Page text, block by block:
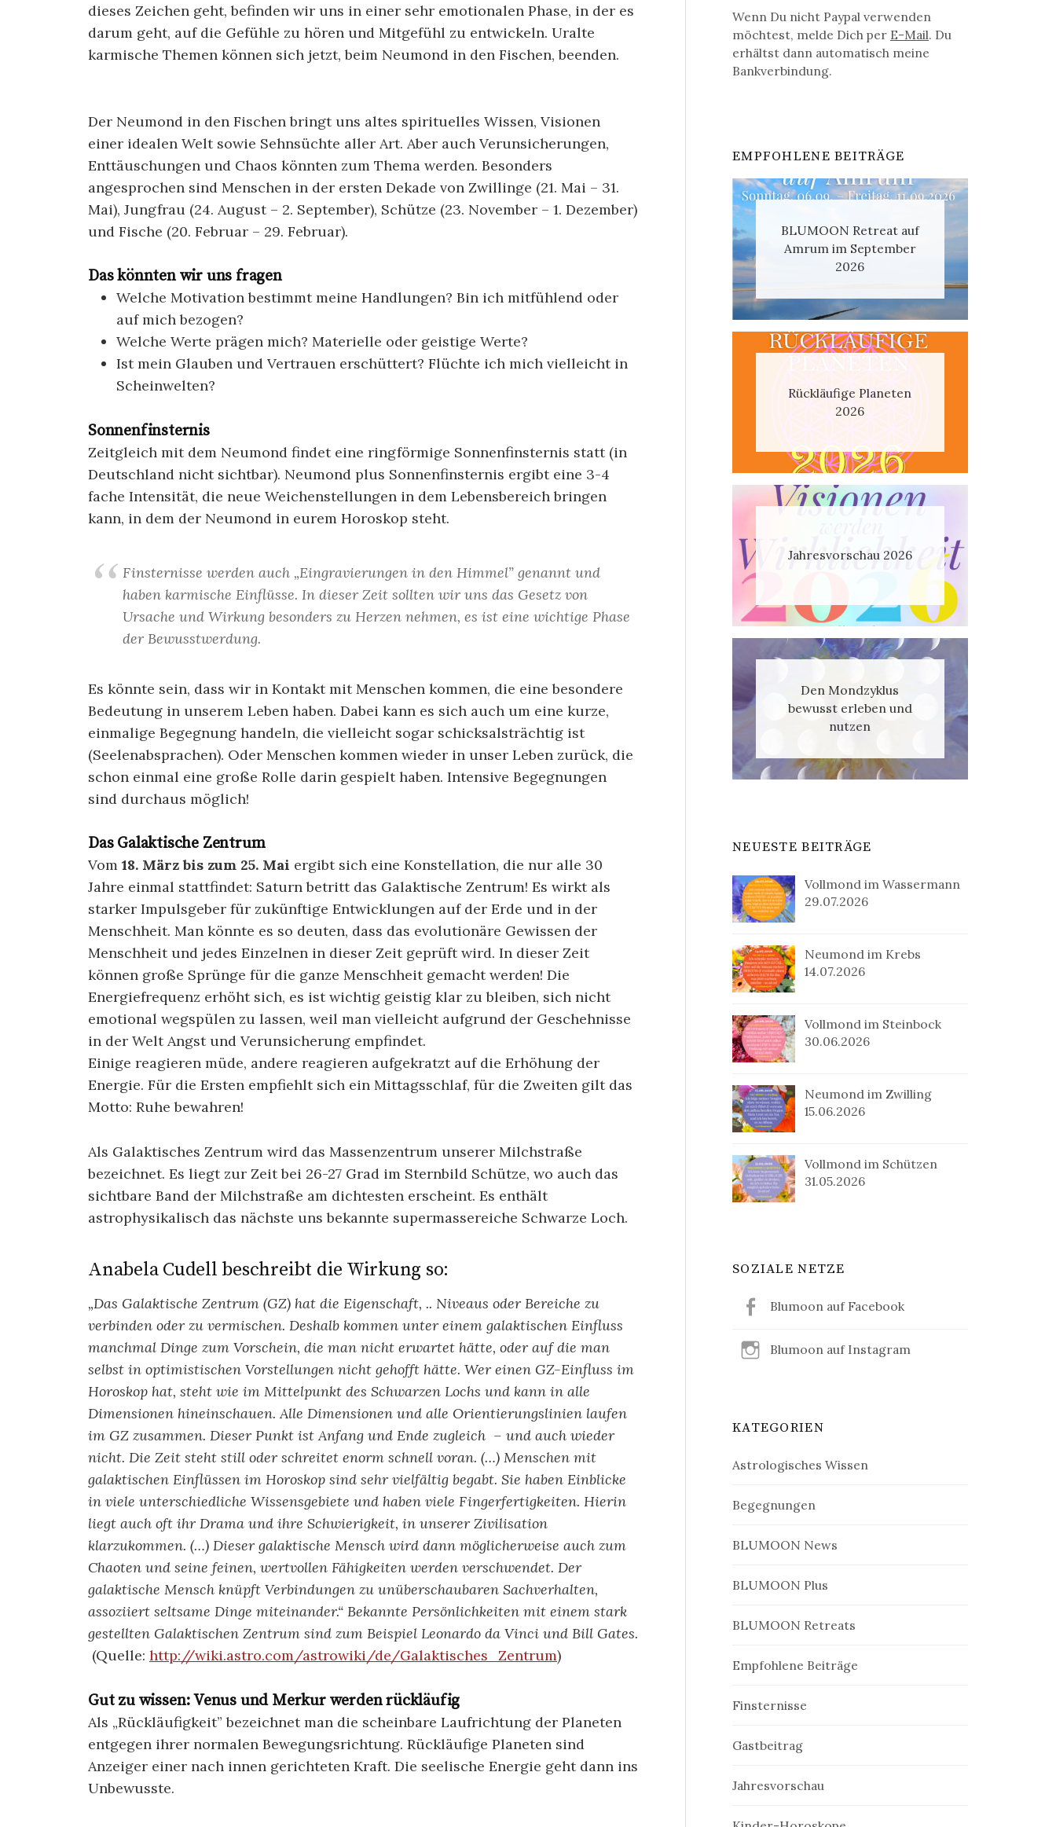
dieses Zeichen geht, befinden wir uns in einer sehr emotionalen Phase, in der es
darum geht, auf die Gefühle zu hören und Mitgefühl zu entwickeln. Uralte
karmische Themen können sich jetzt, beim Neumond in den Fischen, beenden.
Der Neumond in den Fischen bringt uns altes spirituelles Wissen, Visionen
einer idealen Welt sowie Sehnsüchte aller Art. Aber auch Verunsicherungen,
Enttäuschungen und Chaos könnten zum Thema werden. Besonders
angesprochen sind Menschen in der ersten Dekade von Zwillinge (21. Mai – 31.
Mai), Jungfrau (24. August – 2. September), Schütze (23. November – 1. Dezember)
und Fische (20. Februar – 29. Februar).
Das könnten wir uns fragen
Welche Motivation bestimmt meine Handlungen? Bin ich mitfühlend oder
auf mich bezogen?
Welche Werte prägen mich? Materielle oder geistige Werte?
Ist mein Glauben und Vertrauen erschüttert? Flüchte ich mich vielleicht in
Scheinwelten?
Sonnenfinsternis
Zeitgleich mit dem Neumond findet eine ringförmige Sonnenfinsternis statt (in
Deutschland nicht sichtbar). Neumond plus Sonnenfinsternis ergibt eine 3-4
fache Intensität, die neue Weichenstellungen in dem Lebensbereich bringen
kann, in dem der Neumond in eurem Horoskop steht.
Finsternisse werden auch „Eingravierungen in den Himmel” genannt und
haben karmische Einflüsse. In dieser Zeit sollten wir uns das Gesetz von
Ursache und Wirkung besonders zu Herzen nehmen, es ist eine wichtige Phase
der Bewusstwerdung.
Es könnte sein, dass wir in Kontakt mit Menschen kommen, die eine besondere
Bedeutung in unserem Leben haben. Dabei kann es sich auch um eine kurze,
einmalige Begegnung handeln, die vielleicht sogar schicksalsträchtig ist
(Seelenabsprachen). Oder Menschen kommen wieder in unser Leben zurück, die
schon einmal eine große Rolle darin gespielt haben. Intensive Begegnungen
sind durchaus möglich!
Das Galaktische Zentrum
Vom 18. März bis zum 25. Mai ergibt sich eine Konstellation, die nur alle 30
Jahre einmal stattfindet: Saturn betritt das Galaktische Zentrum! Es wirkt als
starker Impulsgeber für zukünftige Entwicklungen auf der Erde und in der
Menschheit. Man könnte es so deuten, dass das evolutionäre Gewissen der
Menschheit und jedes Einzelnen in dieser Zeit geprüft wird. In dieser Zeit
können große Sprünge für die ganze Menschheit gemacht werden! Die
Energiefrequenz erhöht sich, es ist wichtig geistig klar zu bleiben, sich nicht
emotional wegspülen zu lassen, weil man vielleicht aufgrund der Geschehnisse
in der Welt Angst und Verunsicherung empfindet.
Einige reagieren müde, andere reagieren aufgekratzt auf die Erhöhung der
Energie. Für die Ersten empfiehlt sich ein Mittagsschlaf, für die Zweiten gilt das
Motto: Ruhe bewahren!
Als Galaktisches Zentrum wird das Massenzentrum unserer Milchstraße
bezeichnet. Es liegt zur Zeit bei 26-27 Grad im Sternbild Schütze, wo auch das
sichtbare Band der Milchstraße am dichtesten erscheint. Es enthält
astrophysikalisch das nächste uns bekannte supermassereiche Schwarze Loch.
Anabela Cudell beschreibt die Wirkung so:
„Das Galaktische Zentrum (GZ) hat die Eigenschaft, .. Niveaus oder Bereiche zu
verbinden oder zu vermischen. Deshalb kommen unter einem galaktischen Einfluss
manchmal Dinge zum Vorschein, die man nicht erwartet hätte, oder auf die man
selbst in optimistischen Vorstellungen nicht gehofft hätte. Wer einen GZ-Einfluss im
Horoskop hat, steht wie im Mittelpunkt des Schwarzen Lochs und kann in alle
Dimensionen hineinschauen. Alle Dimensionen und alle Orientierungslinien laufen
im GZ zusammen. Dieser Punkt ist Anfang und Ende zugleich – und auch wieder
nicht. Die Zeit steht still oder schreitet enorm schnell voran. (…) Menschen mit
galaktischen Einflüssen im Horoskop sind sehr vielfältig begabt. Sie haben Einblicke
in viele unterschiedliche Wissensgebiete und haben viele Fingerfertigkeiten. Hierin
liegt auch oft ihr Drama und ihre Schwierigkeit, in unserer Zivilisation
klarzukommen. (…) Dieser galaktische Mensch wird dann möglicherweise auch zum
Chaoten und seine feinen, wertvollen Fähigkeiten werden verschwendet. Der
galaktische Mensch knüpft Verbindungen zu unüberschaubaren Sachverhalten,
assoziiert seltsame Dinge miteinander.“ Bekannte Persönlichkeiten mit einem stark
gestellten Galaktischen Zentrum sind zum Beispiel Leonardo da Vinci und Bill Gates.
(Quelle: http://wiki.astro.com/astrowiki/de/Galaktisches_Zentrum)
Gut zu wissen: Venus und Merkur werden rückläufig
Als „Rückläufigkeit” bezeichnet man die scheinbare Laufrichtung der Planeten
entgegen ihrer normalen Bewegungsrichtung. Rückläufige Planeten sind
Anzeiger einer nach innen gerichteten Kraft. Die seelische Energie geht dann ins
Unbewusste.
Wenn Du nicht Paypal verwenden
möchtest, melde Dich per E-Mail. Du
erhältst dann automatisch meine
Bankverbindung.
EMPFOHLENE BEITRÄGE
BLUMOON Retreat auf
Amrum im September
2026
Rückläufige Planeten
2026
Jahresvorschau 2026
Den Mondzyklus
bewusst erleben und
nutzen
NEUESTE BEITRÄGE
Vollmond im Wassermann
29.07.2026
Neumond im Krebs
14.07.2026
Vollmond im Steinbock
30.06.2026
Neumond im Zwilling
15.06.2026
Vollmond im Schützen
31.05.2026
SOZIALE NETZE
Blumoon auf Facebook
Blumoon auf Instagram
KATEGORIEN
Astrologisches Wissen
Begegnungen
BLUMOON News
BLUMOON Plus
BLUMOON Retreats
Empfohlene Beiträge
Finsternisse
Gastbeitrag
Jahresvorschau